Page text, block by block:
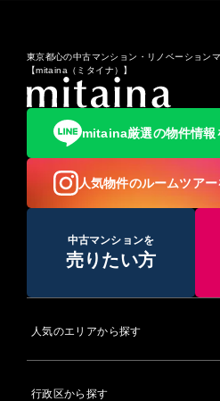
東京都心の中古マンション・リノベーション
【mitaina（ミタイナ）】
mitaina厳選の物件情報
人気物件のルームツア
中古マンションを
売りたい方
人気のエリアから探す
行政区から探す